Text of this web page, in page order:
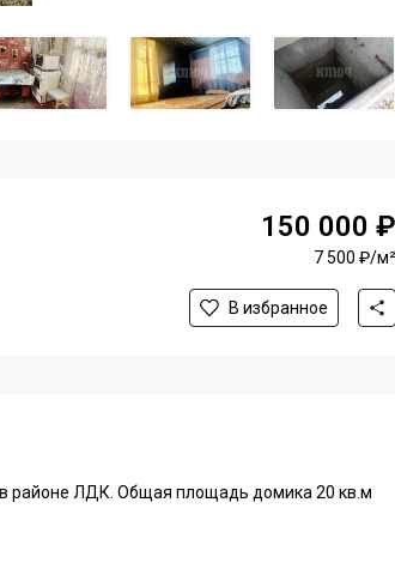
150 000 ₽
7 500 ₽/м²
В избранное
в районе ЛДК. Общая площадь домика 20 кв.м